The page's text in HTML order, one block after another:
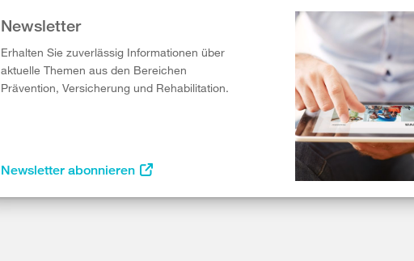
Newsletter
Erhalten Sie zuverlässig Informationen über
aktuelle Themen aus den Bereichen
Prävention, Versicherung und Rehabilitation.
Newsletter abonnieren